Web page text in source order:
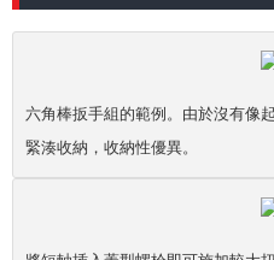
六角棒扳手組的範例。由於沒有像
緊湊收納，收納性優異。